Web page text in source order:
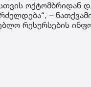
ოქტომბრიდან
–
რესურსების